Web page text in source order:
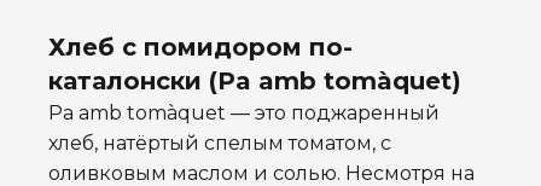
Хлеб с помидором по-
каталонски (Pa amb tomàquet)
Pa amb tomàquet — это поджаренный
хлеб, натёртый спелым томатом, с
оливковым маслом и солью. Несмотря на